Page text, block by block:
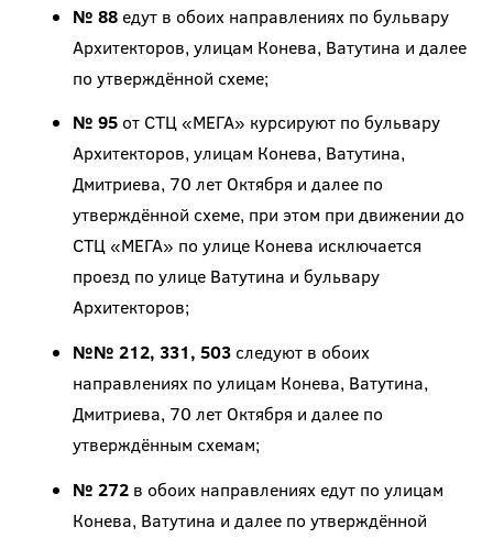
№ 88едут в обоих направлениях по бульвару
Архитекторов, улицам Конева, Ватутина и далее
по утверждённой схеме;
№ 95от СТЦ «МЕГА» курсируют по бульвару
Архитекторов, улицам Конева, Ватутина,
Дмитриева, 70 лет Октября и далее по
утверждённой схеме, при этом при движении до
СТЦ «МЕГА» по улице Конева исключается
проезд по улице Ватутина и бульвару
Архитекторов;
№№ 212, 331, 503следуют в обоих
направлениях по улицам Конева, Ватутина,
Дмитриева, 70 лет Октября и далее по
утверждённым схемам;
№ 272в обоих направлениях едут по улицам
Конева, Ватутина и далее по утверждённой